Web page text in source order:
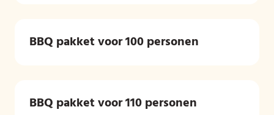
BBQ pakket voor 100 personen
BBQ pakket voor 110 personen